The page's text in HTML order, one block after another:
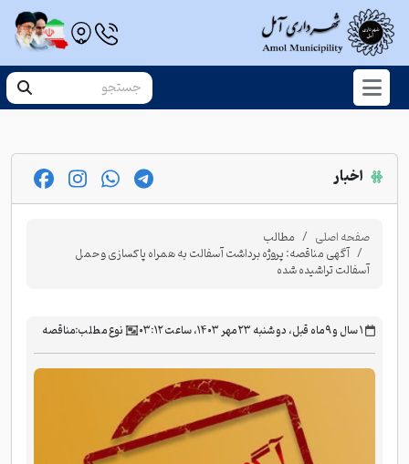
اخبار
صفحه اصلی مطالب
آگهی مناقصه: پروژه برداشت آسفالت به همراه پاکسازی و حمل
آسفالت تراشیده شده
‫۱ سال و ۹ ماه قبل، دو شنبه ۲۳ مهر ۱۴۰۳، ساعت ۰۳:۱۲ نوع مطلب:مناقصه